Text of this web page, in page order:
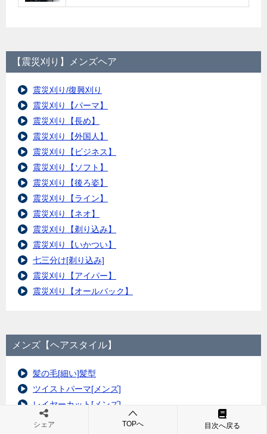
【震災刈り】メンズヘア
震災刈り/復興刈り
震災刈り【パーマ】
震災刈り【長め】
震災刈り【外国人】
震災刈り【ビジネス】
震災刈り【ソフト】
震災刈り【後ろ姿】
震災刈り【ライン】
震災刈り【ネオ】
震災刈り【剃り込み】
震災刈り【いかつい】
七三分け[剃り込み]
震災刈り【アイパー】
震災刈り【オールバック】
メンズ【ヘアスタイル】
髪の毛[細い]髪型
ツイストパーマ[メンズ]
レイヤーカット[メンズ]
メンズいかつい髪型
シェア TOPへ 目次へ戻る